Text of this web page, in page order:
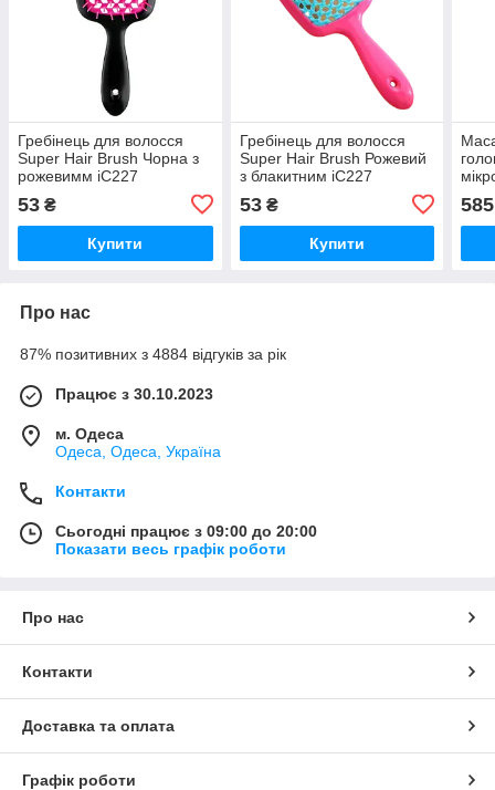
Гребінець для волосся
Super Hair Brush Чорна з
рожевимм iC227
53 ₴
Купити
Гребінець для волосся
Super Hair Brush Рожевий
з блакитним iC227
53₴
Купити
585
Про нас
87% позитивних з 4884 відгуків за рік
Працює з 30.10.2023
м. Одеса
Одеса, Одеса, Україна
Контакти
Сьогодні працює з 09:00 до 20:00
Показати весь графік роботи
Про нас
Контакти
Доставка та оплата
Графік роботи